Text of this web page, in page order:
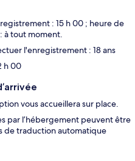
: 15 h 00 ; heure de
à tout moment.
l'enregistrement : 18 ans
h 00
vous accueillera sur place.
par l’hébergement peuvent être
de traduction automatique